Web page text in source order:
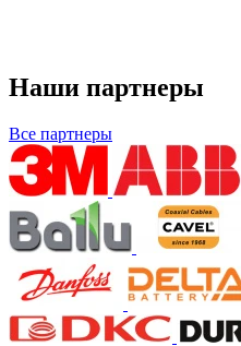
Наши партнеры
Все партнеры